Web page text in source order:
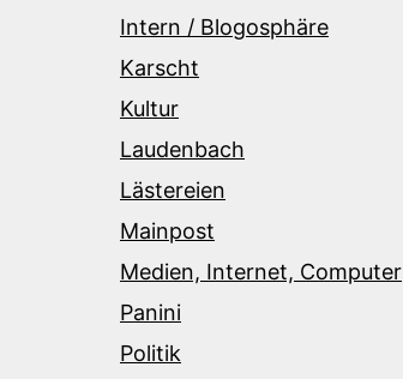
Intern / Blogosphäre
Karscht
Kultur
Laudenbach
Lästereien
Mainpost
Medien, Internet, Computer
Panini
Politik